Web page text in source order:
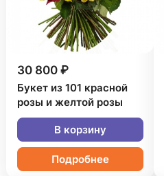
30 800 ₽
Букет из 101 красной
розы и желтой розы
В корзину
Подробнее